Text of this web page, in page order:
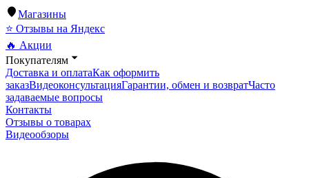
Магазины
⭐ Отзывы на Яндекс
🔥 Акции
Покупателям
Доставка и оплатаКак оформить
заказВидеоконсультацияГарантии, обмен и возвратЧасто
задаваемые вопросы
Контакты
Отзывы о товарах
Видеообзоры